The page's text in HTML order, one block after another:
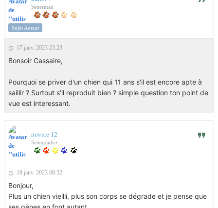
Setterman
Sujet Auteur
17 janv. 2023 23:23
Bonsoir Cassaire,
Pourquoi se priver d'un chien qui 11 ans s'il est encore apte à
saillir ? Surtout s'il reproduit bien ? simple question ton point de
vue est interessant.
novice 12
Setters'adict
18 janv. 2023 08:32
Bonjour,
Plus un chien vieilli, plus son corps se dégrade et je pense que